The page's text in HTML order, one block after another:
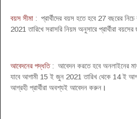
বয়স সীমা : প্রার্থীদের বয়স হতে হবে 27 বছরের
2021 তারিখে সরাসরি নিয়ম অনুসারে প্রার্থীরা বয়সের
আবেদনের পদ্ধতি: আবেদন করতে হবে অনলাইনের
যাবে আগামী 15 ই জুন 2021 তারিখ থেকে 14 ই
আগ্রহী প্রার্থীরা অবশ্যই আবেদন করুন ।